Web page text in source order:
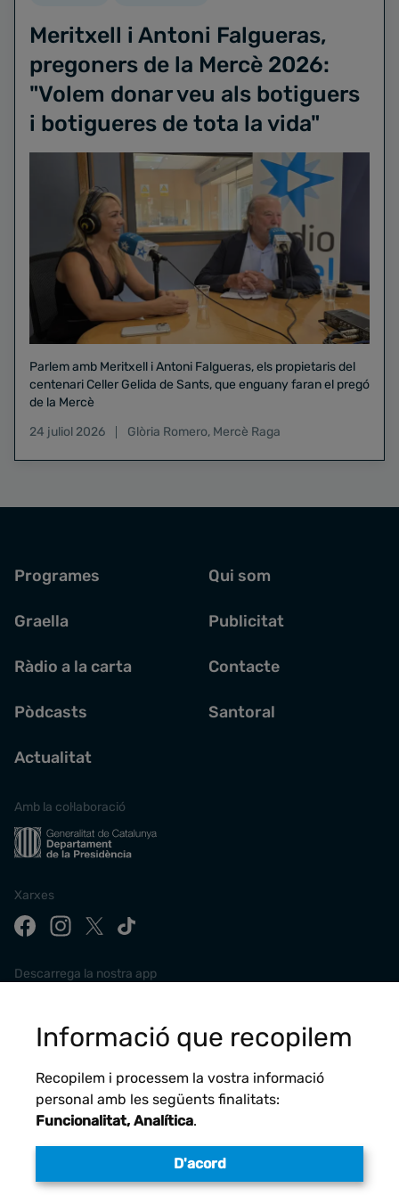
Meritxell i Antoni Falgueras,
pregoners de la Mercè 2026:
"Volem donar veu als botiguers
i botigueres de tota la vida"
Parlem amb Meritxell i Antoni Falgueras, els propietaris del
centenari Celler Gelida de Sants, que enguany faran el pregó
de la Mercè
24 juliol 2026
Glòria Romero, Mercè Raga
Programes
Graella
Ràdio a la carta
Pòdcasts
Actualitat
Qui som
Publicitat
Contacte
Santoral
Amb la col·laboració
Xarxes
Descarrega la nostra app
Avís legal
Informació que recopilem
Recopilem i processem la vostra informació
personal amb les següents finalitats:
Funcionalitat, Analítica.
D'acord